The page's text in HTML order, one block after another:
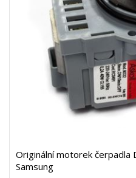
Originální motorek čerpadla
Samsung